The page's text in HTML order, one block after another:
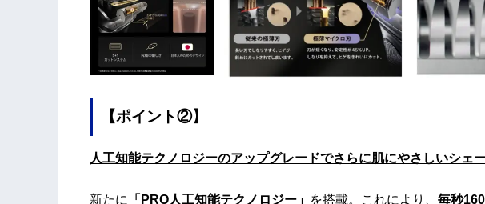
【ポイント②】
人工知能テクノロジーのアップグレードでさらに肌にやさしいシェ
新たに 「PRO人工知能テクノロジー」 を搭載。これにより、 毎秒